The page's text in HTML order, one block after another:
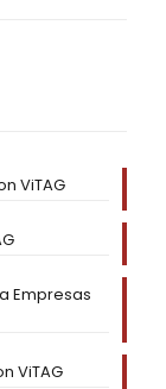
ViTAG
Empresas
ViTAG